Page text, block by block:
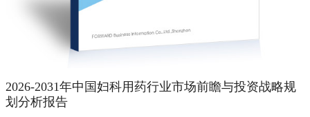
2026-2031年中国妇科用药行业市场前瞻与投资战略规
划分析报告